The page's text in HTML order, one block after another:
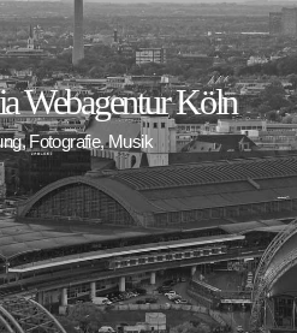
Webagentur Köln
Fotografie, Musik